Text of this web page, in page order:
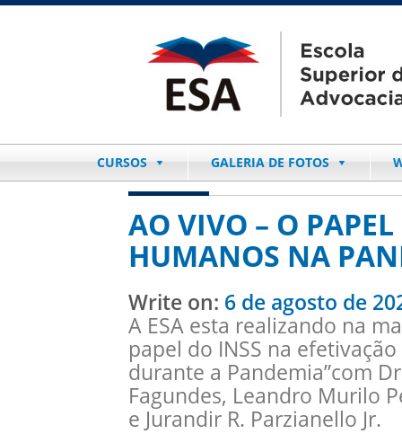
CURSOS GALERIA DE FOTOS
AO VIVO – O
HUMANOS NA
Write on: 6 de agosto de
A ESA esta realizando na
papel do INSS na
durante a Pandemia”com
Fagundes, Leandro Murilo
e Jurandir R. Parzianello Jr.